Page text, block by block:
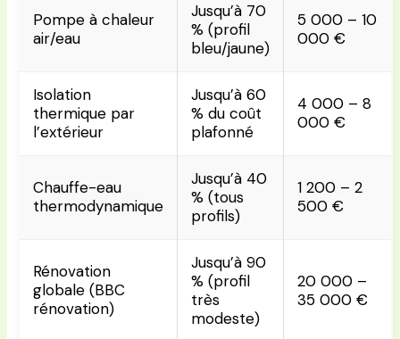
Pompe à chaleur
air/eau
Jusqu’à 70
% (profil
bleu/jaune)
5 000 – 10
000 €
Isolation
thermique par
l’extérieur
Jusqu’à 60
% du coût
plafonné
4 000 – 8
000 €
Chauffe-eau
thermodynamique
Jusqu’à 40
% (tous
profils)
1 200 – 2
500 €
Rénovation
globale (BBC
rénovation)
Jusqu’à 90
% (profil
très
modeste)
20 000 –
35 000 €